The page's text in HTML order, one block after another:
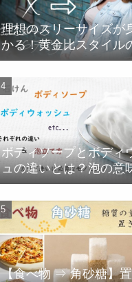
理想のスリーサイズが
かる！黄金比スタイル
ボディソープとボディ
ュの違いとは？泡の意
方
【食べ物 ⇒ 角砂糖】